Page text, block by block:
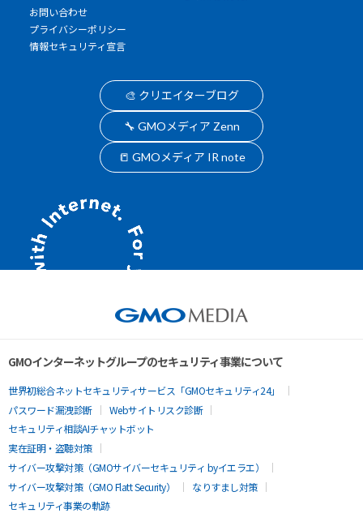
お問い合わせ
プライバシーポリシー
情報セキュリティ宣言
🎨 クリエイターブログ
🔧 GMOメディア Zenn
📒 GMOメディア IR note
GMOインターネットグループのセキュリティ事業について
世界初総合ネットセキュリティサービス「GMOセキュリティ24」
パスワード漏洩診断
Webサイトリスク診断
セキュリティ相談AIチャットボット
実在証明・盗聴対策
サイバー攻撃対策（GMOサイバーセキュリティ byイエラエ）
サイバー攻撃対策（GMO Flatt Security）
なりすまし対策
セキュリティ事業の軌跡